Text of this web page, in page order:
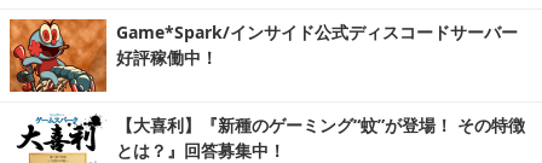
Game*Spark/インサイド公式ディスコードサーバー
好評稼働中！
【大喜利】『新種のゲーミング“蚊”が登場！ その特徴
とは？』回答募集中！